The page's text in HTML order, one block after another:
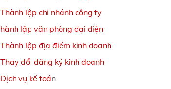
Thành lập chi nhánh công ty
hành lập văn phòng đại diện
Thành lập địa điểm kinh doanh
Thay đổi đăng ký kinh doanh
Dịch vụ kế toán